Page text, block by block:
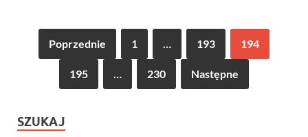
Poprzednie 1 … 193 194
195 … 230 Następne
SZUKAJ